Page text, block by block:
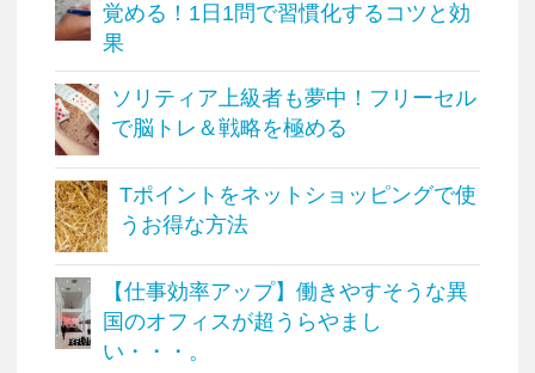
覚める！1日1問で習慣化するコツと効
果
ソリティア上級者も夢中！フリーセル
で脳トレ＆戦略を極める
Tポイントをネットショッピングで使
うお得な方法
【仕事効率アップ】働きやすそうな異
国のオフィスが超うらやまし
い・・・。